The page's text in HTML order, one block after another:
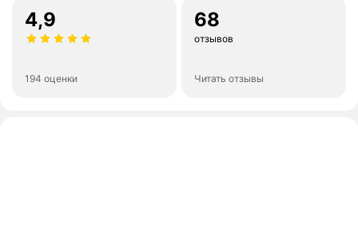
4,9
194 оценки
68
отзывов
Читать отзывы